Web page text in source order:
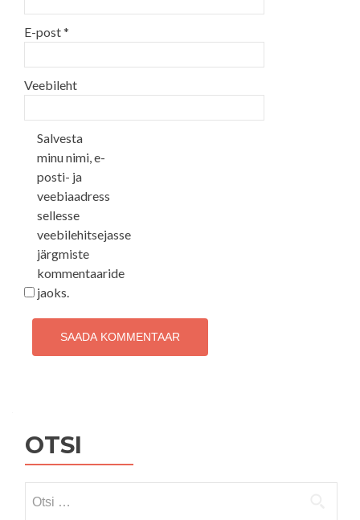
E-post*
Veebileht
Salvesta
minu nimi, e-
posti- ja
veebiaadress
sellesse
veebilehitsejasse
järgmiste
kommentaaride
jaoks.
OTSI